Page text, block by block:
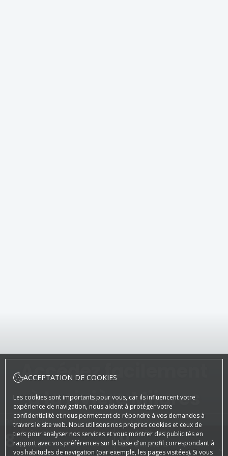
Accédez facilement
à la rivière Mijares
DATE D'ARRIVÉE
8 Août, 2026
SAMEDI
DATE DE DÉPART
9 Août, 2026
DIMANCHE
ACCEPTATION DE COOKIES
Les cookies sont importants pour vous, car ils influencent votre
expérience de navigation, nous aident à protéger votre
confidentialité et nous permettent de répondre à vos demandes à
travers le site web. Nous utilisons nos propres cookies et ceux de
tiers pour analyser nos services et vous montrer des publicités en
rapport avec vos préférences sur la base d'un profil correspondant à
vos habitudes de navigation (par exemple, les pages visitées). Si vous